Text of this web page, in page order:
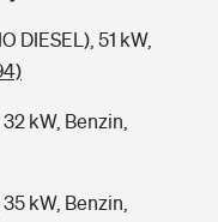
ich im Alter?
DIESEL), 51 kW,
kW, Benzin,
kW, Benzin,